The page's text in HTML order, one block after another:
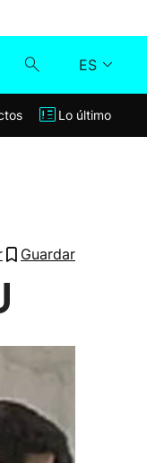
ES
Klisk
Lo último
Guardar